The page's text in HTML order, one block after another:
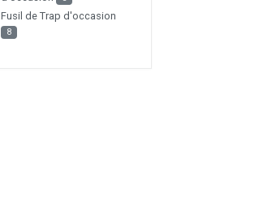
Fusil de Trap d'occasion
8